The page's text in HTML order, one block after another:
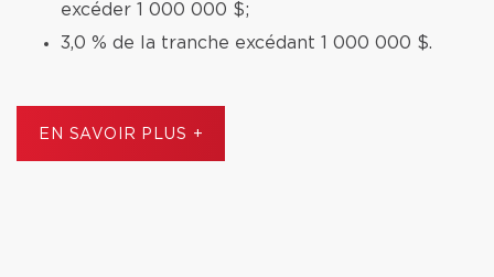
excéder 1 000 000 $;
3,0 % de la tranche excédant 1 000 000 $.
EN SAVOIR PLUS +